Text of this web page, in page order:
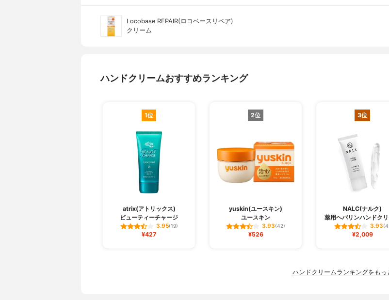
Locobase REPAIR(ロコベースリペア)
クリーム
ハンドクリームおすすめランキング
1位
atrix(アトリックス)
ビューティーチャージ
3.95(19)
¥427
2位
yuskin(ユースキン)
ユースキン
3.93(42)
¥526
3位
NALC(ナルク)
薬用ヘパリンハンドク
3.93
¥2,009
ハンドクリームランキングをもっ